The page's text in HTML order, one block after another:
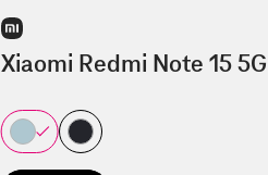
Xiaomi Redmi Note 15 5G